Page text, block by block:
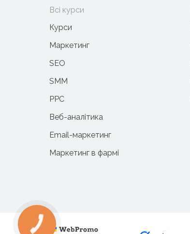
Всі курси
Курси
Маркетинг
SEO
SMM
PPC
Веб-аналітика
Email-маркетинг
Маркетинг в фармі
КНОПКА
ЗВ'ЯЗКУ